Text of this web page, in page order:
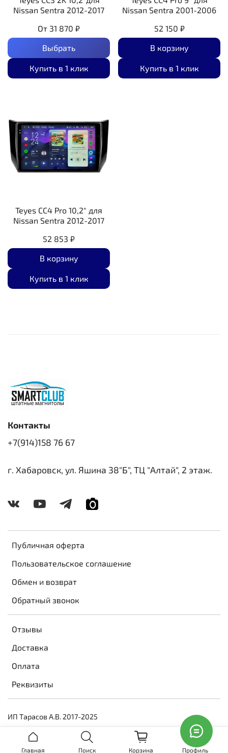
Nissan Sentra 2012-2017
От 31 870 ₽
Выбрать
Купить в 1 клик
Nissan Sentra 2001-2006
52 150 ₽
В корзину
Купить в 1 клик
Teyes CC4 Pro 10,2" для
Nissan Sentra 2012-2017
52 853 ₽
В корзину
Купить в 1 клик
Публичная оферта
Пользовательское соглашение
Обмен и возврат
Обратный звонок
Отзывы
Доставка
Оплата
Реквизиты
Контакты
+7(914)158 76 67
г. Хабаровск, ул. Яшина 38"Б", ТЦ "Алтай", 2 этаж.
ИП Тарасов А.В. 2017-2025
Главная Поиск Корзина Профиль